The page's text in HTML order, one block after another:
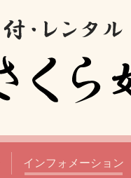
インフォメーション